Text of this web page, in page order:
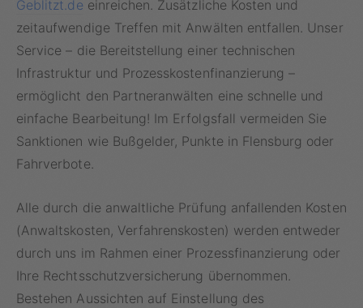
Geblitzt.de einreichen. Zusätzliche Kosten und
zeitaufwendige Treffen mit Anwälten entfallen. Unser
Service – die Bereitstellung einer technischen
Infrastruktur und Prozesskostenfinanzierung –
ermöglicht den Partneranwälten eine schnelle und
einfache Bearbeitung! Im Erfolgsfall vermeiden Sie
Sanktionen wie Bußgelder, Punkte in Flensburg oder
Fahrverbote.
Alle durch die anwaltliche Prüfung anfallenden Kosten
(Anwaltskosten, Verfahrenskosten) werden entweder
durch uns im Rahmen einer Prozessfinanzierung oder
Ihre Rechtsschutzversicherung übernommen.
Bestehen Aussichten auf Einstellung des